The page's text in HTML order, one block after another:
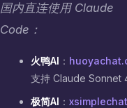
国内直连使用 Claude
Code：
火鸭AI ：
支持 Claude Sonnet
极简AI ：